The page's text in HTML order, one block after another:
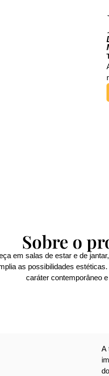
Sobre o
em salas de estar e de
as possibilidades
caráter contemporâneo
A